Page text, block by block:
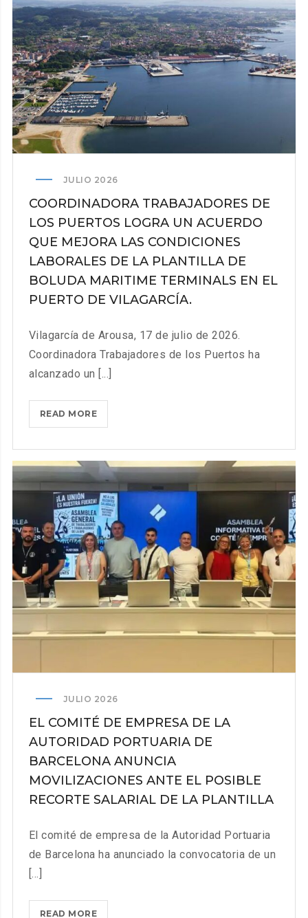
IBIZA
Y
FORMENTERA
RESPALDA
HUELGA
ANTE
EL
DE
JULIO 2026
COORDINADORA TRABAJADORES DE
LOS PUERTOS LOGRA UN ACUERDO
QUE MEJORA LAS CONDICIONES
LABORALES DE LA PLANTILLA DE
BOLUDA MARITIME TERMINALS EN EL
PUERTO DE VILAGARCÍA.
Vilagarcía de Arousa, 17 de julio de 2026.
Coordinadora Trabajadores de los Puertos ha
alcanzado un [...]
READ MORECOORDINADORA
TRABAJADORES
LOS
PUERTOS LOGRA
UN
ACUERDO
QUE
MEJORA
LAS
CONDICIONES
LABORALES
DE
LA
EL
DE
VILAGARCÍA.
JULIO 2026
EL COMITÉ DE EMPRESA DE LA
AUTORIDAD PORTUARIA DE
BARCELONA ANUNCIA
MOVILIZACIONES ANTE EL POSIBLE
RECORTE SALARIAL DE LA PLANTILLA
El comité de empresa de la Autoridad Portuaria
de Barcelona ha anunciado la convocatoria de un
[...]
READ MOREEL